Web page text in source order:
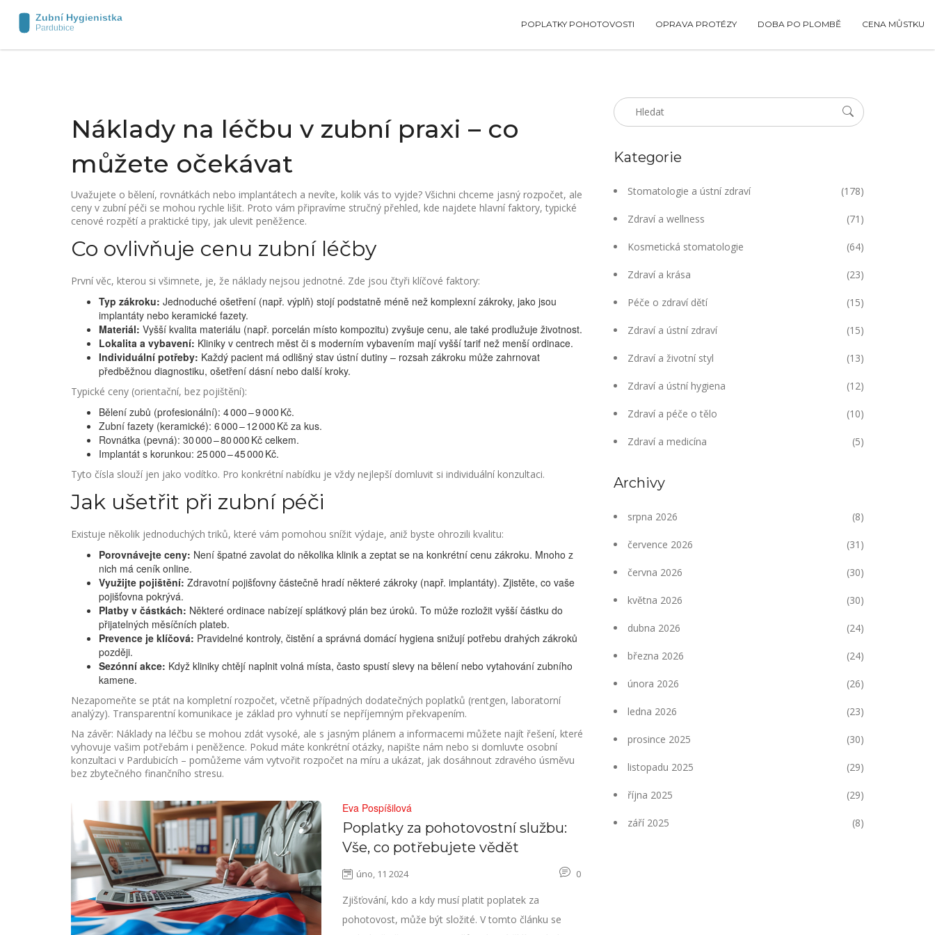
POPLATKY POHOTOVOSTI OPRAVA PROTÉZY DOBA PO PLOMBĚ CENA MŮSTKU
Náklady na léčbu v zubní praxi – co
můžete očekávat
Uvažujete o bělení, rovnátkách nebo implantátech a nevíte, kolik vás to vyjde? Všichni chceme jasný rozpočet, ale
ceny v zubní péči se mohou rychle lišit. Proto vám připravíme stručný přehled, kde najdete hlavní faktory, typické
cenové rozpětí a praktické tipy, jak ulevit peněžence.
Co ovlivňuje cenu zubní léčby
První věc, kterou si všimnete, je, že náklady nejsou jednotné. Zde jsou čtyři klíčové faktory:
Typ zákroku: Jednoduché ošetření (např. výplň) stojí podstatně méně než komplexní zákroky, jako jsou
implantáty nebo keramické fazety.
Materiál: Vyšší kvalita materiálu (např. porcelán místo kompozitu) zvyšuje cenu, ale také prodlužuje životnost.
Lokalita a vybavení: Kliniky v centrech měst či s moderním vybavením mají vyšší tarif než menší ordinace.
Individuální potřeby: Každý pacient má odlišný stav ústní dutiny – rozsah zákroku může zahrnovat
předběžnou diagnostiku, ošetření dásní nebo další kroky.
Typické ceny (orientační, bez pojištění):
Bělení zubů (profesionální): 4 000 – 9 000 Kč.
Zubní fazety (keramické): 6 000 – 12 000 Kč za kus.
Rovnátka (pevná): 30 000 – 80 000 Kč celkem.
Implantát s korunkou: 25 000 – 45 000 Kč.
Tyto čísla slouží jen jako vodítko. Pro konkrétní nabídku je vždy nejlepší domluvit si individuální konzultaci.
Jak ušetřit při zubní péči
Existuje několik jednoduchých triků, které vám pomohou snížit výdaje, aniž byste ohrozili kvalitu:
Porovnávejte ceny: Není špatné zavolat do několika klinik a zeptat se na konkrétní cenu zákroku. Mnoho z
nich má ceník online.
Využijte pojištění: Zdravotní pojišťovny částečně hradí některé zákroky (např. implantáty). Zjistěte, co vaše
pojišťovna pokrývá.
Platby v částkách: Některé ordinace nabízejí splátkový plán bez úroků. To může rozložit vyšší částku do
přijatelných měsíčních plateb.
Prevence je klíčová: Pravidelné kontroly, čistění a správná domácí hygiena snižují potřebu drahých zákroků
později.
Sezónní akce: Když kliniky chtějí naplnit volná místa, často spustí slevy na bělení nebo vytahování zubního
kamene.
Nezapomeňte se ptát na kompletní rozpočet, včetně případných dodatečných poplatků (rentgen, laboratorní
analýzy). Transparentní komunikace je základ pro vyhnutí se nepříjemným překvapením.
Na závěr: Náklady na léčbu se mohou zdát vysoké, ale s jasným plánem a informacemi můžete najít řešení, které
vyhovuje vašim potřebám i peněžence. Pokud máte konkrétní otázky, napište nám nebo si domluvte osobní
konzultaci v Pardubicích – pomůžeme vám vytvořit rozpočet na míru a ukázat, jak dosáhnout zdravého úsměvu
bez zbytečného finančního stresu.
Eva Pospíšilová
Poplatky za pohotovostní službu:
Vše, co potřebujete vědět
úno, 11 2024 0
Zjišťování, kdo a kdy musí platit poplatek za
pohotovost, může být složité. V tomto článku se
Kategorie
Stomatologie a ústní zdraví (178)
Zdraví a wellness (71)
Kosmetická stomatologie (64)
Zdraví a krása (23)
Péče o zdraví dětí (15)
Zdraví a ústní zdraví (15)
Zdraví a životní styl (13)
Zdraví a ústní hygiena (12)
Zdraví a péče o tělo (10)
Zdraví a medicína (5)
Archivy
srpna 2026 (8)
července 2026 (31)
června 2026 (30)
května 2026 (30)
dubna 2026 (24)
března 2026 (24)
února 2026 (26)
ledna 2026 (23)
prosince 2025 (30)
listopadu 2025 (29)
října 2025 (29)
září 2025 (8)